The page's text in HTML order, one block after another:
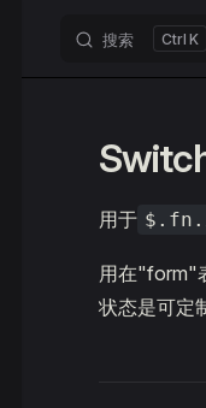
搜索 K
用于
用在"form"
状态是可定